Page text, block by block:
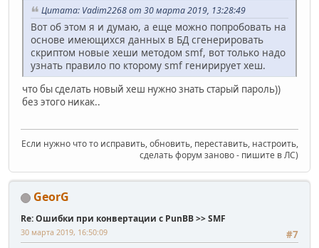
Цитата: Vadim2268 от 30 марта 2019, 13:28:49
Вот об этом я и думаю, а еще можно попробовать на
основе имеющихся данных в БД сгенерировать
скриптом новые хеши методом smf, вот только надо
узнать правило по кторому smf генирирует хеш.
что бы сделать новый хеш нужно знать старый пароль))
без этого никак..
Если нужно что то исправить, обновить, переставить, настроить,
сделать форум заново - пишите в ЛС)
GeorG
Re: Ошибки при конвертации с PunBB >> SMF
#7
30 марта 2019, 16:50:09